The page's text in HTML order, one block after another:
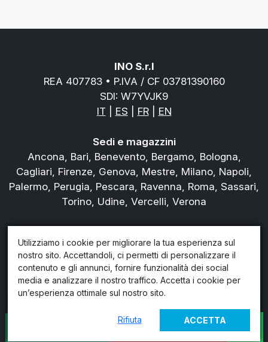
INO S.r.l
REA 407783 • P.IVA / CF 03781390160
SDI: W7YVJK9
IT
ES FR| EN
Sedi e magazzini
Ancona, Bari, Benevento, Bergamo, Bologna,
Cagliari, Firenze, Genova, Mestre, Milano, Napoli,
Palermo, Perugia, Pescara, Ravenna, Roma, Sassari,
Torino, Udine, Vercelli, Verona
Chi siamo
Blog
Privacy policy
Condiziondi di noleggio
Utilizziamo i cookie per migliorare la tua esperienza sul
nostro sito. Accettandoli, ci permetti di personalizzare il
contenuto e gli annunci, fornire funzionalità dei social
media e analizzare il nostro traffico. Accetta i cookie per
un’esperienza ottimale sul nostro sito.
ACCETTA
RifiutaPREVENTIVO